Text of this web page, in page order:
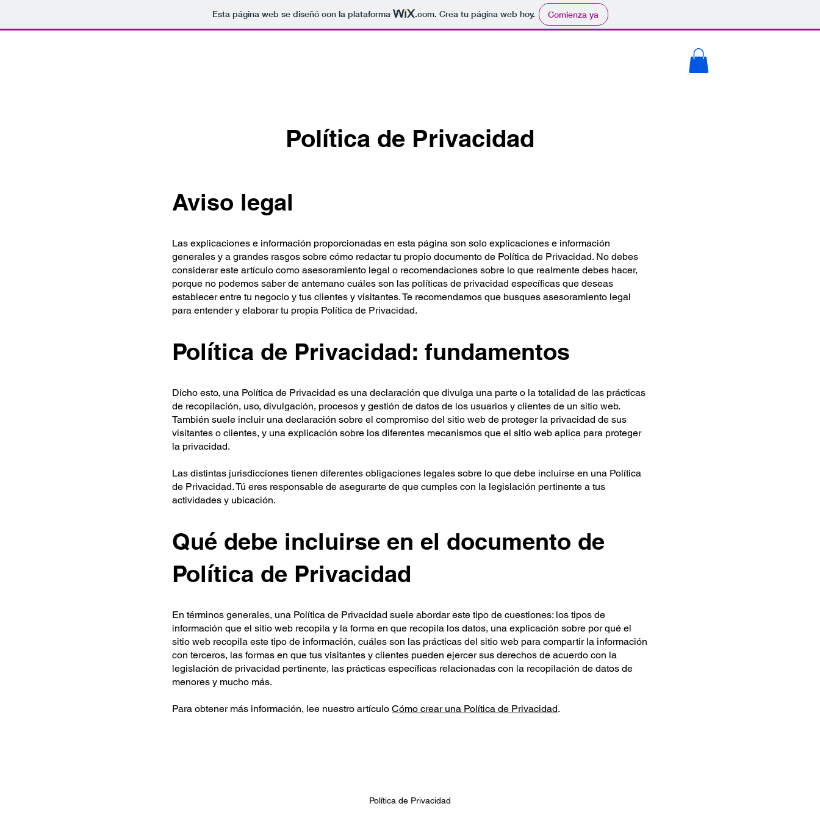
Esta página web se diseñó con la plataforma .com. Crea tu página web hoy. Comienza ya
Política de Privacidad
Aviso legal
Las explicaciones e información proporcionadas en esta página son solo explicaciones e información
generales y a grandes rasgos sobre cómo redactar tu propio documento de Política de Privacidad. No debes
considerar este artículo como asesoramiento legal o recomendaciones sobre lo que realmente debes hacer,
porque no podemos saber de antemano cuáles son las políticas de privacidad específicas que deseas
establecer entre tu negocio y tus clientes y visitantes. Te recomendamos que busques asesoramiento legal
para entender y elaborar tu propia Política de Privacidad.
Política de Privacidad: fundamentos
Dicho esto, una Política de Privacidad es una declaración que divulga una parte o la totalidad de las prácticas
de recopilación, uso, divulgación, procesos y gestión de datos de los usuarios y clientes de un sitio web.
También suele incluir una declaración sobre el compromiso del sitio web de proteger la privacidad de sus
visitantes o clientes, y una explicación sobre los diferentes mecanismos que el sitio web aplica para proteger
la privacidad.
Las distintas jurisdicciones tienen diferentes obligaciones legales sobre lo que debe incluirse en una Política
de Privacidad. Tú eres responsable de asegurarte de que cumples con la legislación pertinente a tus
actividades y ubicación.
Qué debe incluirse en el documento de
Política de Privacidad
En términos generales, una Política de Privacidad suele abordar este tipo de cuestiones: los tipos de
información que el sitio web recopila y la forma en que recopila los datos, una explicación sobre por qué el
sitio web recopila este tipo de información, cuáles son las prácticas del sitio web para compartir la información
con terceros, las formas en que tus visitantes y clientes pueden ejercer sus derechos de acuerdo con la
legislación de privacidad pertinente, las prácticas específicas relacionadas con la recopilación de datos de
menores y mucho más.
Para obtener más información, lee nuestro artículo Cómo crear una Política de Privacidad.
Política de Privacidad